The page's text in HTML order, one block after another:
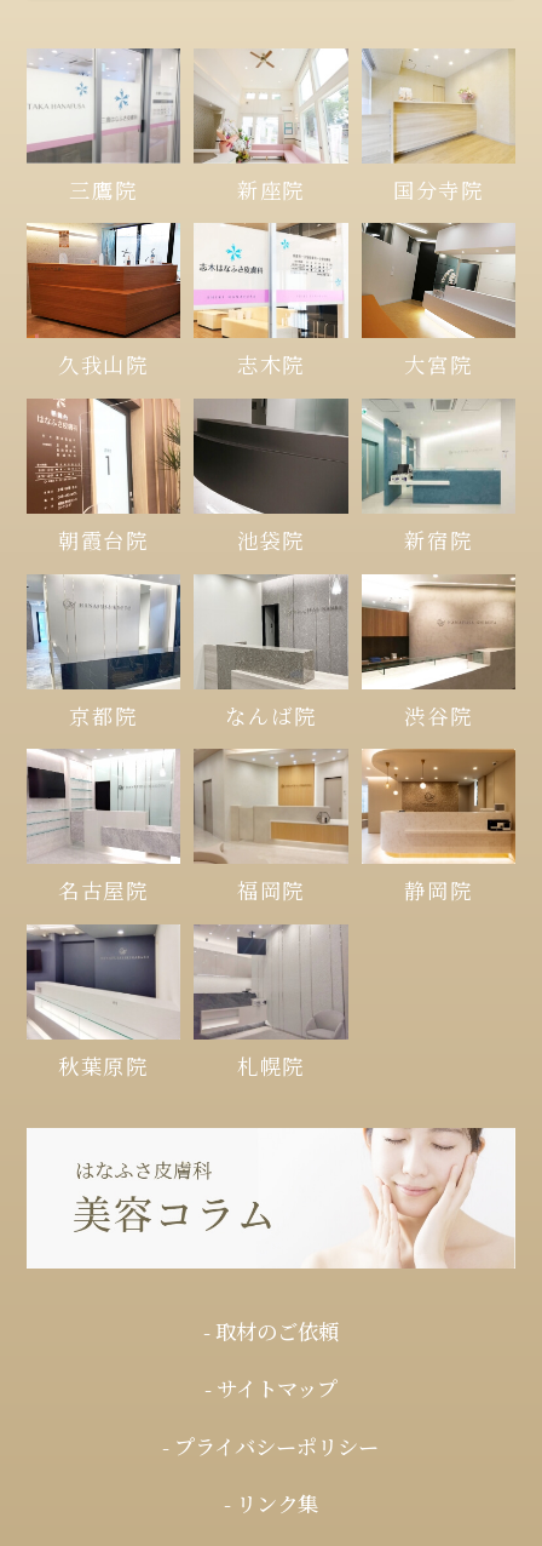
三鷹院 新座院 国分寺院
久我山院 志木院 大宮院
朝霞台院 池袋院 新宿院
京都院 なんば院 渋谷院
名古屋院 福岡院 静岡院
秋葉原院 札幌院
- 取材のご依頼
- サイトマップ
- プライバシーポリシー
- リンク集